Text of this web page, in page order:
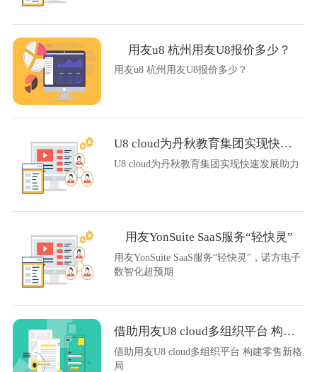
用友u8 杭州用友U8报价多少？
用友u8 杭州用友U8报价多少？
U8 cloud为丹秋教育集团实现快速发展助力
U8 cloud为丹秋教育集团实现快速发展助力
用友YonSuite SaaS服务“轻快灵”
用友YonSuite SaaS服务“轻快灵”，诺方电子
数智化超预期
借助用友U8 cloud多组织平台 构建零售新格局
借助用友U8 cloud多组织平台 构建零售新格
局